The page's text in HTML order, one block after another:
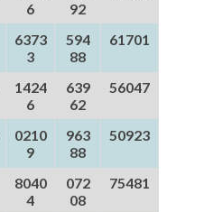
6
92
6373
3
594
88
61701
1424
6
639
62
56047
0210
9
963
88
50923
8040
4
072
08
75481